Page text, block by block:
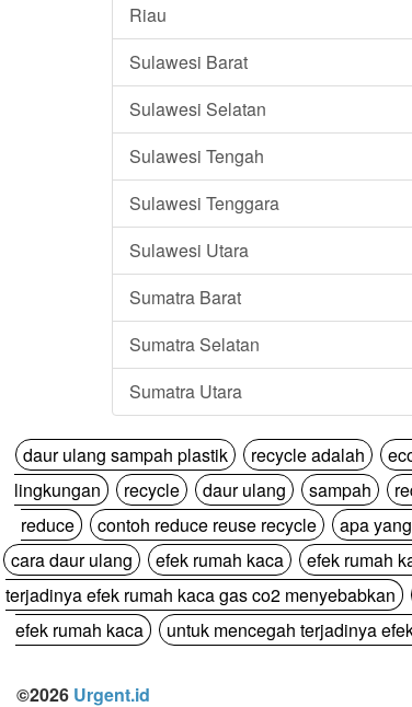
Riau
Sulawesi Barat
Sulawesi Selatan
Sulawesi Tengah
Sulawesi Tenggara
Sulawesi Utara
Sumatra Barat
Sumatra Selatan
Sumatra Utara
daur ulang sampah plastik recycle adalah
lingkungan
recycle daur ulang sampah
reduce
contoh reduce reuse recycle apa
cara daur ulang
efek rumah kaca efek rumah
terjadinya efek rumah kaca gas co2 menyebabkan
efek rumah kaca
untuk mencegah terjadinya
©2026 Urgent.id